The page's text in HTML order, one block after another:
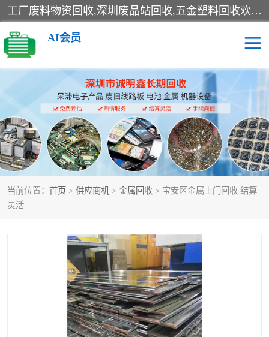
工厂废料物资回收,深圳废品站回收,五金塑料回收欢迎有金属、塑料、电子、电线、废旧设备、废铜、锡渣、线路板、镀银废料、废IC、电子零件、电子脚，等其他废旧物资的单位及个人联系洽谈。对提供息者我们可以提供优厚的业务提成（佣金）。
AI会员
当前位置： 首页 > 供应商机 > 金属回收 > 宝安区金属上门回收 结算
灵活
线路板回收 电子回收
电子产品回收 电池回收
金属回收 机器设备回收